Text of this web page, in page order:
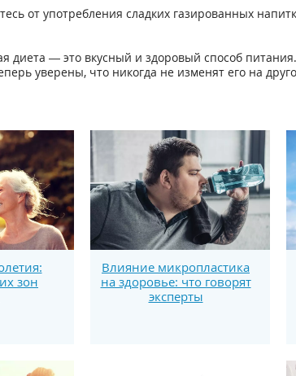
от употребления сладких газированных
диета — это вкусный и здоровый способ
уверены, что никогда не изменят его на
зон
Влияние микропластика
на здоровье: что говорят
эксперты